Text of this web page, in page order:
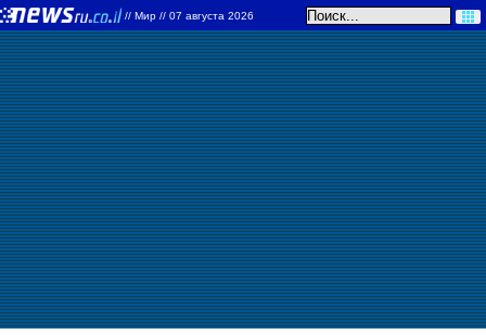
// Мир // 07 августа 2026